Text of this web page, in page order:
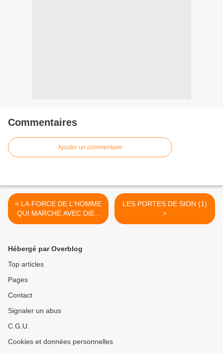
Commentaires
Ajouter un commentaire
< LA FORCE DE L'HOMME
QUI MARCHE AVEC DIEU
(5)
LES PORTES DE SION (1)
>
Hébergé par Overblog
Top articles
Pages
Contact
Signaler un abus
C.G.U.
Cookies et données personnelles